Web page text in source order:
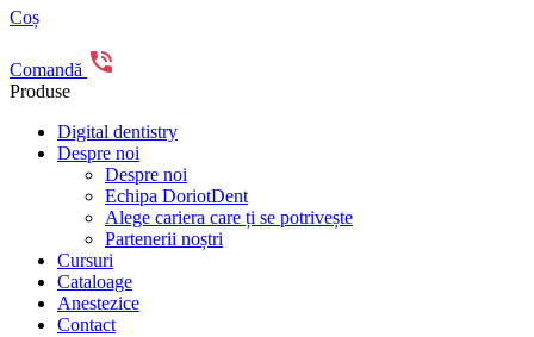
Coș
Comandă
Produse
Digital dentistry
Despre noi
Despre noi
Echipa DoriotDent
Alege cariera care ți se potrivește
Partenerii noștri
Cursuri
Cataloage
Anestezice
Contact